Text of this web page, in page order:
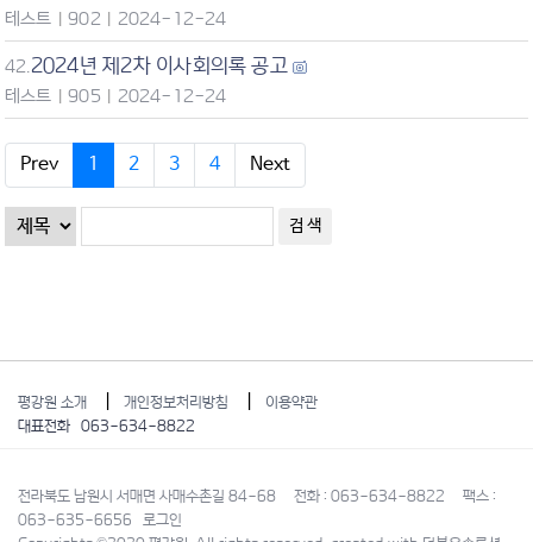
테스트 | 902 | 2024-12-24
42. 2024년 제2차 이사회의록 공고
테스트 | 905 | 2024-12-24
Prev 1 2 3 4 Next
평강원 소개 개인정보처리방침
이용약관
대표전화 063-634-8822
전라북도 남원시 서매면 사매수촌길 84-68 전화 : 063-634-8822 팩스 :
063-635-6656 로그인